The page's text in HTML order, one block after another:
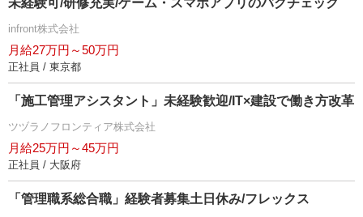
infront株式会社
月給27万円～50万円
正社員 / 東京都
「施工管理アシスタント」未経験歓迎/IT×建設で働き方改革
ツヅラノフロンティア株式会社
月給25万円～45万円
正社員 / 大阪府
「管理職系総合職」経験者募集土日休み/フレックス